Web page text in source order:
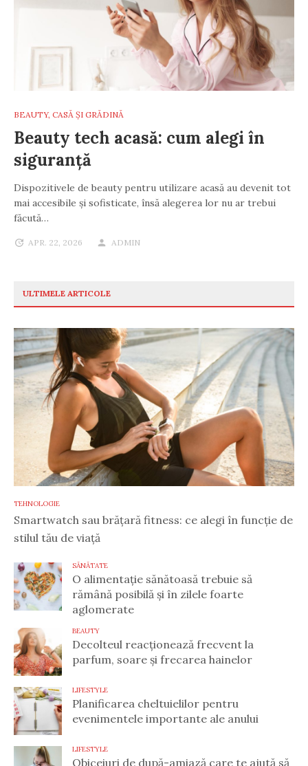
BEAUTY, CASĂ ȘI GRĂDINĂ
Beauty tech acasă: cum alegi în
siguranță
Dispozitivele de beauty pentru utilizare acasă au devenit tot
mai accesibile și sofisticate, însă alegerea lor nu ar trebui
făcută…
APR. 22, 2026 ADMIN
ULTIMELE ARTICOLE
TEHNOLOGIE
Smartwatch sau brățară fitness: ce alegi în funcție de
stilul tău de viață
SĂNĂTATE
O alimentație sănătoasă trebuie să
rămână posibilă și în zilele foarte
aglomerate
BEAUTY
Decolteul reacționează frecvent la
parfum, soare și frecarea hainelor
LIFESTYLE
Planificarea cheltuielilor pentru
evenimentele importante ale anului
LIFESTYLE
Obiceiuri de după-amiază care te ajută să